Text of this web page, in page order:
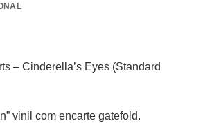
– Cinderella’s Eyes (Standard
vinil com encarte gatefold.